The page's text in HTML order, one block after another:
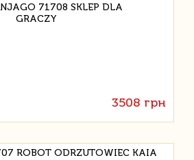
3508 грн
ROBOT ODRZUTOWIEC KAIA